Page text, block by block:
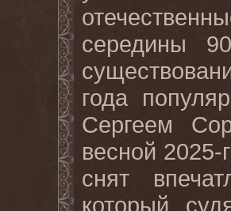
середины
года
Сергеем
весной
снят
который,